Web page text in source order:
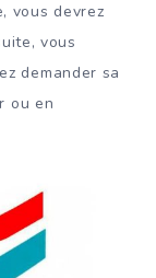
vous devrez
vous
demander sa
ou en